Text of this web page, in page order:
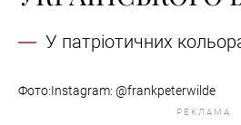
У патріотичних
Фото:Instagram: @frankpeterwilde
РЕКЛАМА